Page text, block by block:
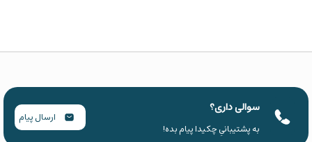
سوالی داری؟
به پشتیبانیِ چکیدا پیام بده!
ارسال پیام